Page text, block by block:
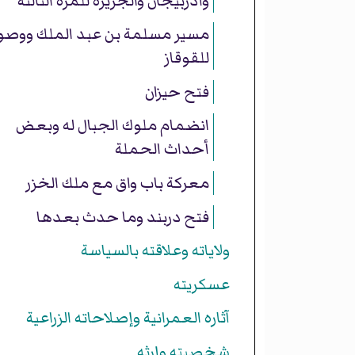
مسير مسلمة بن عبد الملك
للقوقاز
فتح حيزان
انضمام ملوك الجبال له وبعض
أحداث الحملة
معركة باب واق مع ملك الخزر
فتح دربند وما حدث بعدها
ولاياته وعلاقته بالسياسة
عسكريته
آثاره العمرانية وإصلاحاته الزراعية